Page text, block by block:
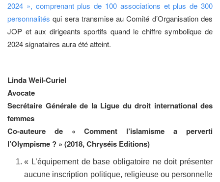
2024 », comprenant plus de 100 associations et plus de 300
personnalités qui sera transmise au Comité d’Organisation des
JOP et aux dirigeants sportifs quand le chiffre symbolique de
2024 signataires aura été atteint.
Linda Weil-Curiel
Avocate
Secrétaire Générale de la Ligue du droit international des
femmes
Co-auteure de « Comment l’islamisme a perverti
l’Olympisme ? » (2018, Chryséis Editions)
« L’équipement de base obligatoire ne doit présenter
aucune inscription politique, religieuse ou personnelle